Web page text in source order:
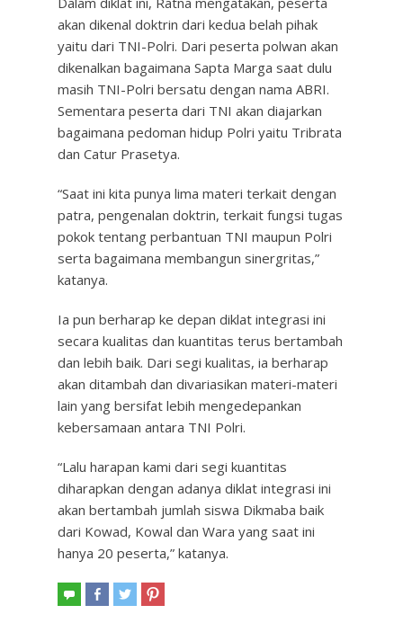
akan dikenal doktrin dari kedua belah pihak
yaitu dari TNI-Polri. Dari peserta polwan akan
dikenalkan bagaimana Sapta Marga saat dulu
masih TNI-Polri bersatu dengan nama ABRI.
Sementara peserta dari TNI akan diajarkan
bagaimana pedoman hidup Polri yaitu Tribrata
dan Catur Prasetya.
“Saat ini kita punya lima materi terkait dengan
patra, pengenalan doktrin, terkait fungsi tugas
pokok tentang perbantuan TNI maupun Polri
serta bagaimana membangun sinergritas,”
katanya.
Ia pun berharap ke depan diklat integrasi ini
secara kualitas dan kuantitas terus bertambah
dan lebih baik. Dari segi kualitas, ia berharap
akan ditambah dan divariasikan materi-materi
lain yang bersifat lebih mengedepankan
kebersamaan antara TNI Polri.
“Lalu harapan kami dari segi kuantitas
diharapkan dengan adanya diklat integrasi ini
akan bertambah jumlah siswa Dikmaba baik
dari Kowad, Kowal dan Wara yang saat ini
hanya 20 peserta,” katanya.